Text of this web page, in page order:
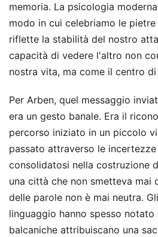
memoria. La psicologia
modo in cui celebriamo le
riflette la stabilità del nostro
capacità di vedere l'altro non
nostra vita, ma come il centro di
Per Arben, quel messaggio
era un gesto banale. Era il
percorso iniziato in un piccolo
passato attraverso le
consolidatosi nella costruzione
una città che non smetteva mai
delle parole non è mai neutra.
linguaggio hanno spesso
balcaniche attribuiscano una